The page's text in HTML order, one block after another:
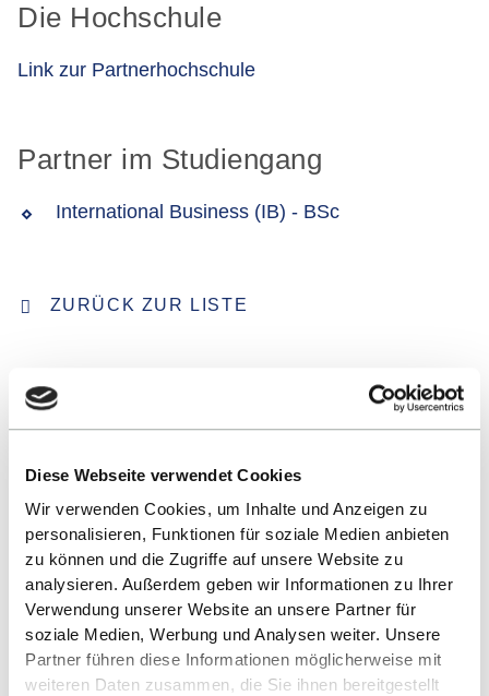
Diese Webseite verwendet Cookies
Wir verwenden Cookies, um Inhalte und Anzeigen zu
personalisieren, Funktionen für soziale Medien anbieten
zu können und die Zugriffe auf unsere Website zu
analysieren. Außerdem geben wir Informationen zu Ihrer
Verwendung unserer Website an unsere Partner für
soziale Medien, Werbung und Analysen weiter. Unsere
Partner führen diese Informationen möglicherweise mit
weiteren Daten zusammen, die Sie ihnen bereitgestellt
Die Hochschule
Link zur Partnerhochschule
Partner im Studiengang
International Business (IB) - BSc
ZURÜCK ZUR LISTE
Nach oben